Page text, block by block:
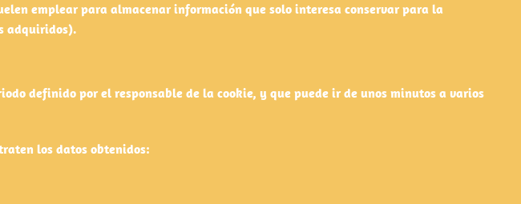
emplear para almacenar información que solo interesa conservar para la
adquiridos).
definido por el responsable de la cookie, y que puede ir de unos minutos a varios
los datos obtenidos: